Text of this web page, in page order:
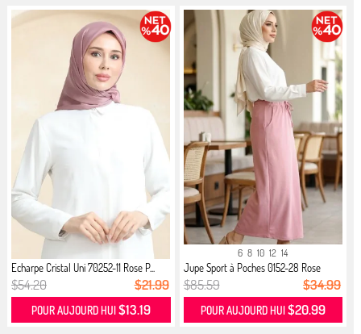
Echarpe Cristal Uni 70252-11 Rose P...
$54.20 $21.99
POUR AUJOURD HUI $13.19
6 8 10 12 14
Jupe Sport à Poches 0152-28 Rose
$85.59 $34.99
POUR AUJOURD HUI $20.99